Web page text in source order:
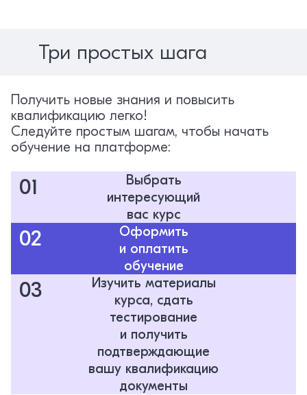
Три простых шага
Получить новые знания и повысить
квалификацию легко!
Следуйте простым шагам, чтобы начать
обучение на платформе:
01
Выбрать
интересующий
вас курс
02
Оформить
и оплатить
обучение
03
Изучить материалы
курса, сдать
тестирование
и получить
подтверждающие
вашу квалификацию
документы